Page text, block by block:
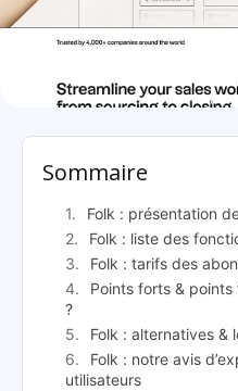
Folk:
Sommaire
Folk : présentation
Folk : liste des
Folk : tarifs des
Points forts &
?
Folk : alternatives &
Folk : notre avis
utilisateurs